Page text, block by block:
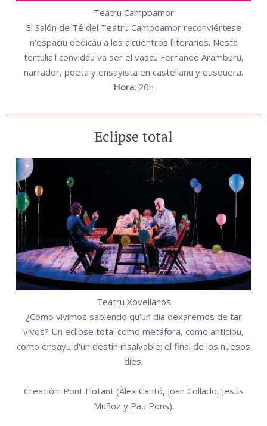
Teatru Campoamor
El Salón de Té del Teatru Campoamor reconviértese
n'espaciu dedicáu a los alcuentros lliterarios. Nesta
tertulia'l convidáu va ser el vascu Fernando Aramburu,
narrador, poeta y ensayista en castellanu y eusquera.
Hora: 20h
Eclipse total
Teatru Xovellanos
¿Cómo vivimos sabiendo qu'un día dexaremos de tar
vivos? Un eclipse total como metáfora, como anticipu,
como ensayu d'un destín insalvable: el final de los nuesos
díes.
Creación: Pont Flotant (Àlex Cantó, Joan Collado, Jesús
Muñoz y Pau Pons).